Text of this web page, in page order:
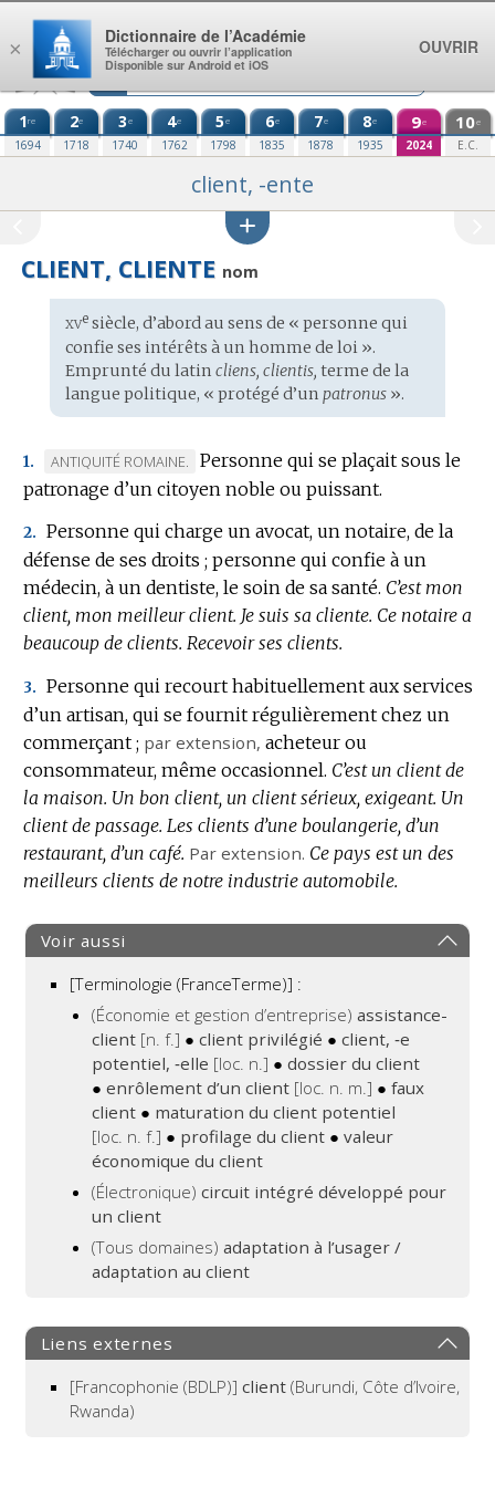
Aller au contenu
1re
1694
2e
1718
3e
1740
4e
1762
5e
1798
6e
1835
7e
1878
8e
1935
9e
2024
10e
E.C.
client, -ente
CLIENT, CLIENTE nom
Étymologie
:
xvesiècle, d’abord au sens de « personne qui
confie ses intérêts à un homme de loi ».
Emprunté du latin cliens, clientis, terme de la
langue politique, « protégé d’un patronus».
1.
MARQUE
DE
:
ANTIQUITÉ ROMAINE.
Personne qui se plaçait sous le
patronage d’un citoyen noble ou puissant.
2. Personne qui charge un avocat, un notaire, de la
défense de ses droits ; personne qui confie à un
médecin, à un dentiste, le soin de sa santé. C’est mon
client, mon meilleur client. Je suis sa cliente. Ce notaire a
beaucoup de clients. Recevoir ses clients.
3. Personne qui recourt habituellement aux services
d’un artisan, qui se fournit régulièrement chez un
commerçant ; par extension, acheteur ou
consommateur, même occasionnel. C’est un client de
la maison. Un bon client, un client sérieux, exigeant. Un
client de passage. Les clients d’une boulangerie, d’un
restaurant, d’un café. Par extension. Ce pays est un des
meilleurs clients de notre industrie automobile.
Voir aussi
[Terminologie (FranceTerme)] :
(Économie et gestion d’entreprise)assistance-
client [n. f.] ●client privilégié ●client, ‑e
potentiel, ‑elle [loc. n.] ●dossier du client
●enrôlement d’un client [loc. n. m.] ●faux
client ● maturation du client potentiel
[loc. n. f.] ● profilage du client ●valeur
économique du client
(Électronique)circuit intégré développé pour
un client
(Tous domaines)adaptation à l’usager /
adaptation au client
Liens externes
[Francophonie (BDLP)] client (Burundi, Côte d’Ivoire,
Rwanda)
×
Dictionnaire de l’Académie
Télécharger ou ouvrir l’application
Disponible sur Android et iOS
OUVRIR